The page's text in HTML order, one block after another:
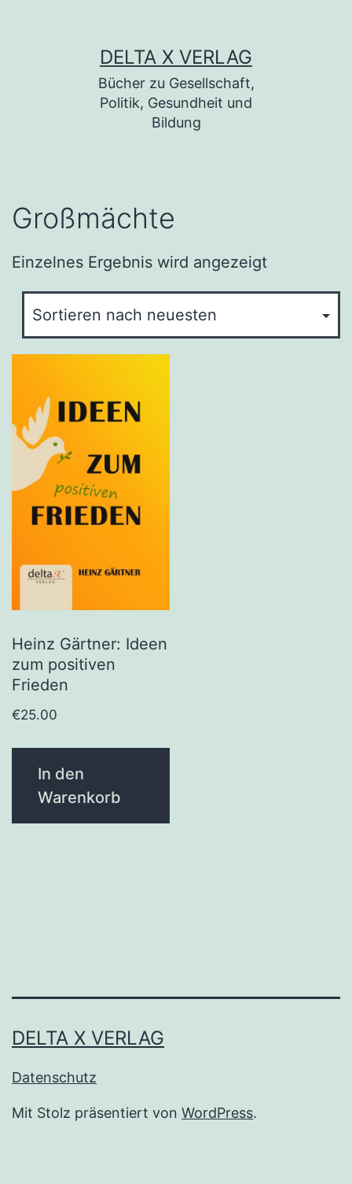
DELTA X VERLAG
Bücher zu Gesellschaft,
Politik, Gesundheit und
Bildung
Großmächte
Einzelnes Ergebnis wird angezeigt
Heinz Gärtner: Ideen
zum positiven
Frieden
€25.00
In den
Warenkorb
DELTA X VERLAG
Datenschutz
Mit Stolz präsentiert von WordPress.